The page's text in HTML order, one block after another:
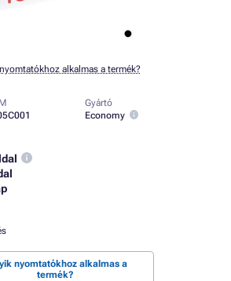
alkalmas a termék?
Gyártó
Economy
nyomtatókhoz alkalmas a
termék?